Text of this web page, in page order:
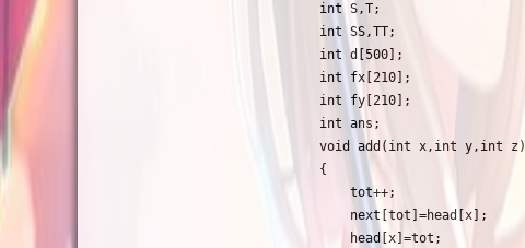
int S,T;
int SS,TT;
int d[500];
int fx[210];
int fy[210];
int ans;
void add(int x,int y,int z)
{
    tot++;
    next[tot]=head[x];
    head[x]=tot;